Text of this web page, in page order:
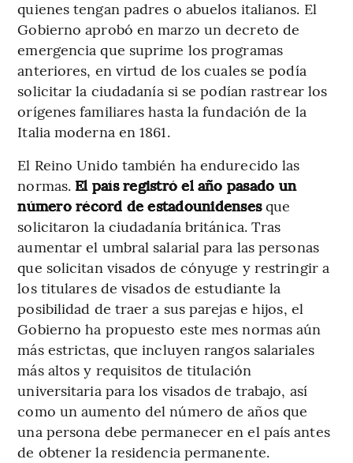
quienes tengan padres o abuelos italianos. El
Gobierno aprobó en marzo un decreto de
emergencia que suprime los programas
anteriores, en virtud de los cuales se podía
solicitar la ciudadanía si se podían rastrear los
orígenes familiares hasta la fundación de la
Italia moderna en 1861.
El Reino Unido también ha endurecido las
normas. El país registró el año pasado un
número récord de estadounidensesque
solicitaron la ciudadanía británica. Tras
aumentar el umbral salarial para las personas
que solicitan visados de cónyuge y restringir a
los titulares de visados de estudiante la
posibilidad de traer a sus parejas e hijos, el
Gobierno ha propuesto este mes normas aún
más estrictas, que incluyen rangos salariales
más altos y requisitos de titulación
universitaria para los visados de trabajo, así
como un aumento del número de años que
una persona debe permanecer en el país antes
de obtener la residencia permanente.